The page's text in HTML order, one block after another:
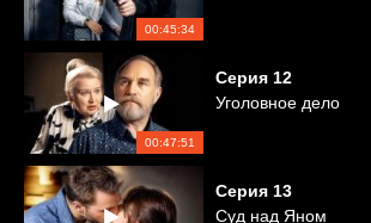
00:45:34
00:47:51
Серия 12
Уголовное дело
Серия 13
Суд над Яном